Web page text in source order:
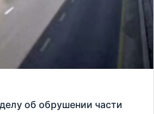
об обрушении части